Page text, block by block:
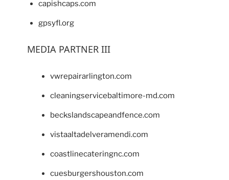
capishcaps.com
gpsyfl.org
MEDIA PARTNER III
vwrepairarlington.com
cleaningservicebaltimore-md.com
beckslandscapeandfence.com
vistaaltadelveramendi.com
coastlinecateringnc.com
cuesburgershouston.com